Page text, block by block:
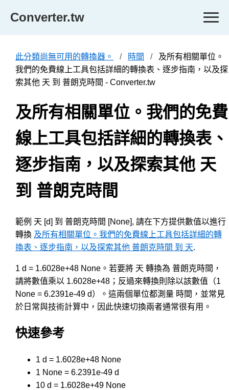
Converter.tw
此分類尚無可用的轉換器。 時間
及所有相關單位。
我們的免費線上工具包括詳細的轉換表、逐步指南，以及探
索其他 天 到 普朗克時間 - Converter.tw
及所有相關單位。我們的免費
線上工具包括詳細的轉換表、
逐步指南，以及探索其他 天
到 普朗克時間
範例 天 [d] 到 普朗克時間 [None], 請在下方提供數值以進行
轉換 及所有相關單位。我們的免費線上工具包括詳細的轉
換表、逐步指南，以及探索其他 普朗克時間 到 天.
1 d = 1.6028e+48 None。若要將 天 轉換為 普朗克時間，
請將數值乘以 1.6028e+48；反過來轉換則除以該數值（1
None = 6.2391e-49 d）。這兩個單位都測量 時間，並常見
於日常與技術計算中，因此快速切換兩者通常很有用。
快速參考
1 d = 1.6028e+48 None
1 None = 6.2391e-49 d
10 d = 1.6028e+49 None